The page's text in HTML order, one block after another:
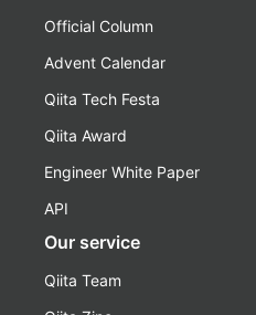
Official Column
Advent Calendar
Qiita Tech Festa
Qiita Award
Engineer White Paper
API
Our service
Qiita Team